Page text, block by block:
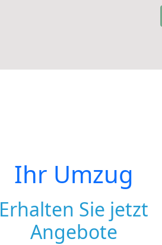
Ihr Umzug
Erhalten Sie jetzt
Angebote